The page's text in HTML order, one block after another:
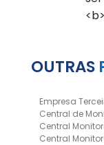
OUTRAS
Empresa
Central de
Central
Central